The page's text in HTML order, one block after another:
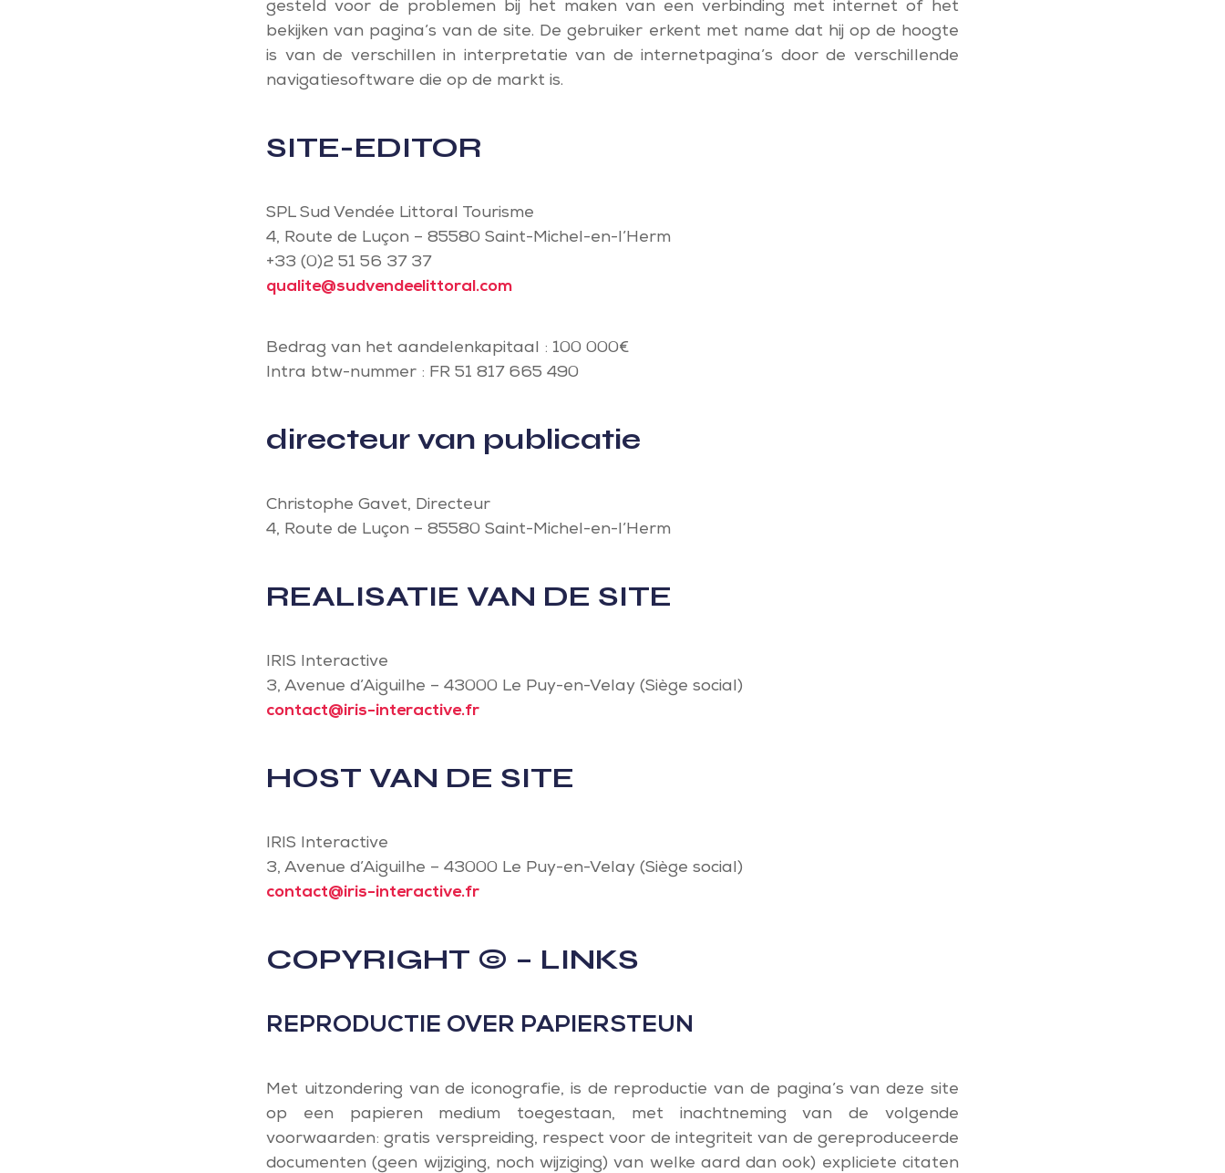
gesteld voor de problemen bij het maken van een verbinding met internet of het
bekijken van pagina’s van de site. De gebruiker erkent met name dat hij op de hoogte
is van de verschillen in interpretatie van de internetpagina’s door de verschillende
navigatiesoftware die op de markt is.
SITE-EDITOR
SPL Sud Vendée Littoral Tourisme
4, Route de Luçon – 85580 Saint-Michel-en-l’Herm
+33 (0)2 51 56 37 37
qualite@sudvendeelittoral.com
Bedrag van het aandelenkapitaal : 100 000€
Intra btw-nummer : FR 51 817 665 490
directeur van publicatie
Christophe Gavet, Directeur
4, Route de Luçon – 85580 Saint-Michel-en-l’Herm
REALISATIE VAN DE SITE
IRIS Interactive
3, Avenue d’Aiguilhe – 43000 Le Puy-en-Velay (Siège social)
contact@iris-interactive.fr
HOST VAN DE SITE
IRIS Interactive
3, Avenue d’Aiguilhe – 43000 Le Puy-en-Velay (Siège social)
contact@iris-interactive.fr
COPYRIGHT © – LINKS
REPRODUCTIE OVER PAPIERSTEUN
Met uitzondering van de iconografie, is de reproductie van de pagina’s van deze site
op een papieren medium toegestaan, met inachtneming van de volgende
voorwaarden: gratis verspreiding, respect voor de integriteit van de gereproduceerde
documenten (geen wijziging, noch wijziging) van welke aard dan ook) expliciete citaten